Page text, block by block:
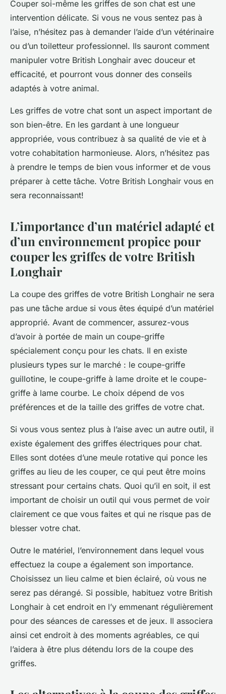
Couper soi-même les griffes de son chat est une
intervention délicate. Si vous ne vous sentez pas à
l’aise, n’hésitez pas à demander l’aide d’un vétérinaire
ou d’un toiletteur professionnel. Ils sauront comment
manipuler votre British Longhair avec douceur et
efficacité, et pourront vous donner des conseils
adaptés à votre animal.
Les griffes de votre chat sont un aspect important de
son bien-être. En les gardant à une longueur
appropriée, vous contribuez à sa qualité de vie et à
votre cohabitation harmonieuse. Alors, n’hésitez pas
à prendre le temps de bien vous informer et de vous
préparer à cette tâche. Votre British Longhair vous en
sera reconnaissant!
L’importance d’un matériel adapté et
d’un environnement propice pour
couper les griffes de votre British
Longhair
La coupe des griffes de votre British Longhair ne sera
pas une tâche ardue si vous êtes équipé d’un matériel
approprié. Avant de commencer, assurez-vous
d’avoir à portée de main un coupe-griffe
spécialement conçu pour les chats. Il en existe
plusieurs types sur le marché : le coupe-griffe
guillotine, le coupe-griffe à lame droite et le coupe-
griffe à lame courbe. Le choix dépend de vos
préférences et de la taille des griffes de votre chat.
Si vous vous sentez plus à l’aise avec un autre outil, il
existe également des griffes électriques pour chat.
Elles sont dotées d’une meule rotative qui ponce les
griffes au lieu de les couper, ce qui peut être moins
stressant pour certains chats. Quoi qu’il en soit, il est
important de choisir un outil qui vous permet de voir
clairement ce que vous faites et qui ne risque pas de
blesser votre chat.
Outre le matériel, l’environnement dans lequel vous
effectuez la coupe a également son importance.
Choisissez un lieu calme et bien éclairé, où vous ne
serez pas dérangé. Si possible, habituez votre British
Longhair à cet endroit en l’y emmenant régulièrement
pour des séances de caresses et de jeux. Il associera
ainsi cet endroit à des moments agréables, ce qui
l’aidera à être plus détendu lors de la coupe des
griffes.